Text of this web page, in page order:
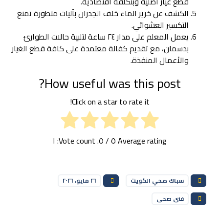
الكشف عن خرير الماء خلف الجدران بآليات متطورة تمنع
التكسير العشوائي.
يعمل المعلم على مدار ٢٤ ساعة لتلبية حالات الطوارئ
بدسمان، مع تقديم كفالة معتمدة على كافة قطع الغيار
والأعمال المنفذة.
How useful was this post?
Click on a star to rate it!
Average rating٥/ ٥. Vote count: ١
سباك صحي الكويت
٢٦ مايو، ٢٠٢٦
فنى صحى